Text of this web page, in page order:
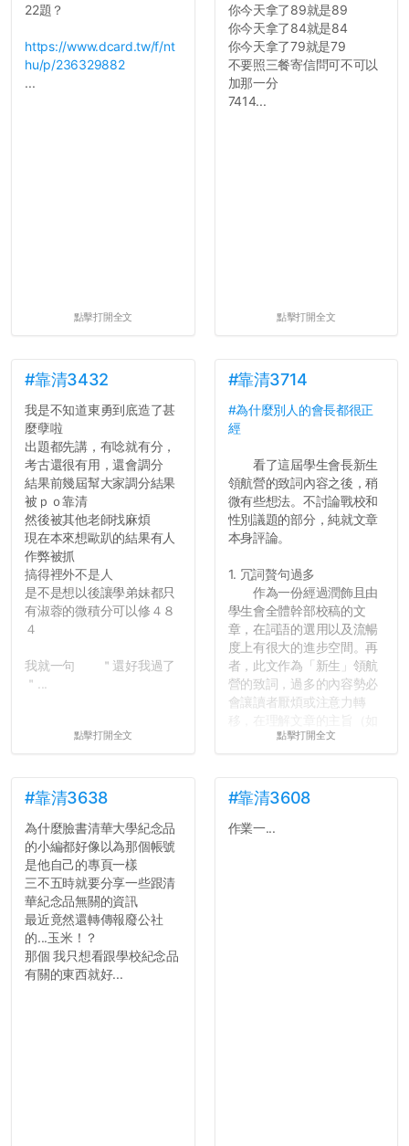
22題？
https://www.dcard.tw/f/nt
hu/p/236329882
...
點擊打開全文
你今天拿了89就是89
你今天拿了84就是84
你今天拿了79就是79
不要照三餐寄信問可不可以
加那一分
7414...
點擊打開全文
#靠清3432
我是不知道東勇到底造了甚
麼孽啦
出題都先講，有唸就有分，
考古還很有用，還會調分
結果前幾屆幫大家調分結果
被ｐｏ靠清
然後被其他老師找麻煩
現在本來想歐趴的結果有人
作弊被抓
搞得裡外不是人
是不是想以後讓學弟妹都只
有淑蓉的微積分可以修４８
４
我就一句 ＂還好我過了
＂...
點擊打開全文
#靠清3714
#為什麼別人的會長都很正
經
看了這屆學生會長新生
領航營的致詞內容之後，稍
微有些想法。不討論戰校和
性別議題的部分，純就文章
本身評論。
1. 冗詞贅句過多
作為一份經過潤飾且由
學生會全體幹部校稿的文
章，在詞語的選用以及流暢
度上有很大的進步空間。再
者，此文作為「新生」領航
營的致詞，過多的內容勢必
會讓讀者厭煩或注意力轉
果有的話）前就失去興趣。
的聲明一樣正式，但至少在
用字上多加留意。有些語句
用說的可能會引人發笑或多
點擊打開全文
#靠清3638
為什麼臉書清華大學紀念品
的小編都好像以為那個帳號
是他自己的專頁一樣
三不五時就要分享一些跟清
華紀念品無關的資訊
最近竟然還轉傳報廢公社
的...玉米！？
那個 我只想看跟學校紀念品
有關的東西就好...
#靠清3608
作業一...